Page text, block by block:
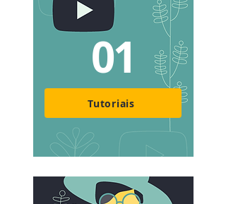
01
Tutoriais